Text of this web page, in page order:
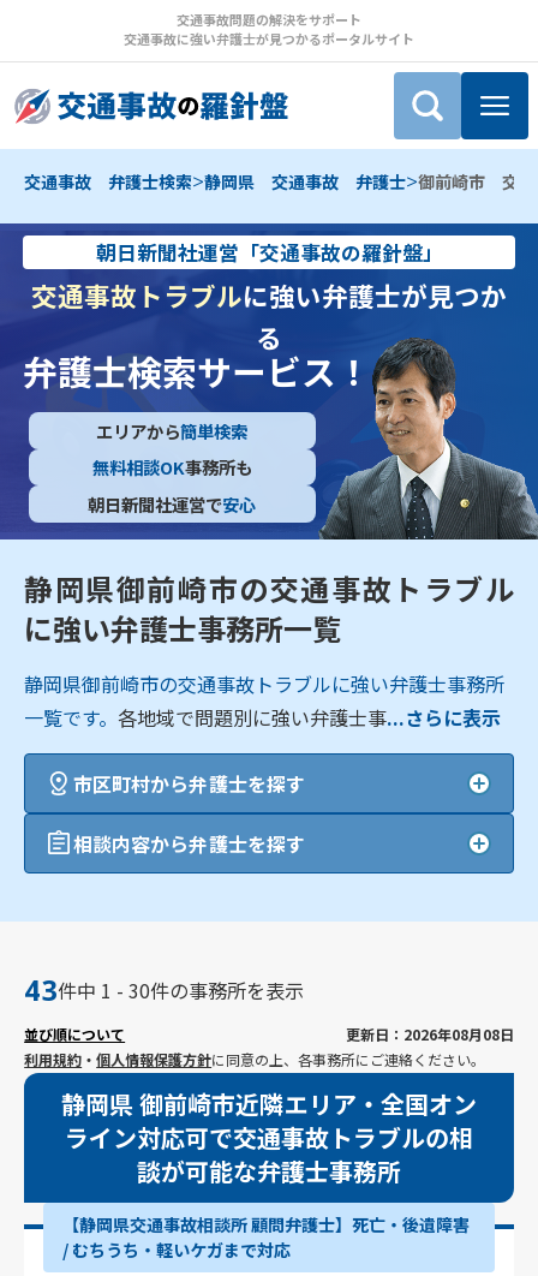
交通事故問題の解決をサポート
交通事故に強い弁護士が見つかるポータルサイト
交通事故 弁護士検索>静岡県 交通事故 弁護士>御前崎市 交
朝日新聞社運営「交通事故の羅針盤」
交通事故トラブルに強い弁護士が見つか
る
弁護士検索サービス！
エリアから簡単検索
無料相談OK事務所も
朝日新聞社運営で安心
静岡県御前崎市の交通事故トラブル
に強い弁護士事務所一覧
静岡県御前崎市の交通事故トラブルに強い弁護士事務所
一覧です。各地域で問題別に強い弁護士事...さらに表示
市区町村から弁護士を探す
相談内容から弁護士を探す
43件中 1 - 30件の事務所を表示
並び順について
更新日：2026年08月08日
利用規約 ・個人情報保護方針に同意の上、各事務所にご連絡ください。
静岡県 御前崎市近隣エリア・全国オン
ライン対応可で交通事故トラブルの相
談が可能な弁護士事務所
【静岡県交通事故相談所 顧問弁護士】死亡・後遺障害
/ むちうち・軽いケガまで対応